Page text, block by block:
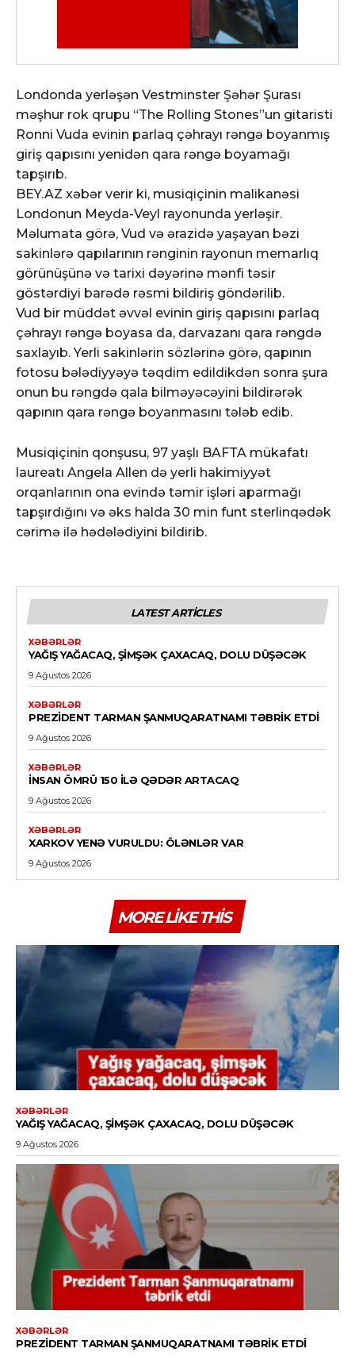
Londonda yerləşən Vestminster Şəhər Şurası
məşhur rok qrupu “The Rolling Stones”un gitaristi
Ronni Vuda evinin parlaq çəhrayı rəngə boyanmış
giriş qapısını yenidən qara rəngə boyamağı
tapşırıb.
BEY.AZ xəbər verir ki, musiqiçinin malikanəsi
Londonun Meyda-Veyl rayonunda yerləşir.
Məlumata görə, Vud və ərazidə yaşayan bəzi
sakinlərə qapılarının rənginin rayonun memarlıq
görünüşünə və tarixi dəyərinə mənfi təsir
göstərdiyi barədə rəsmi bildiriş göndərilib.
Vud bir müddət əvvəl evinin giriş qapısını parlaq
çəhrayı rəngə boyasa da, darvazanı qara rəngdə
saxlayıb. Yerli sakinlərin sözlərinə görə, qapının
fotosu bələdiyyəyə təqdim edildikdən sonra şura
onun bu rəngdə qala bilməyəcəyini bildirərək
qapının qara rəngə boyanmasını tələb edib.
Musiqiçinin qonşusu, 97 yaşlı BAFTA mükafatı
laureatı Angela Allen də yerli hakimiyyət
orqanlarının ona evində təmir işləri aparmağı
tapşırdığını və əks halda 30 min funt sterlinqədək
cərimə ilə hədələdiyini bildirib.
LATEST ARTICLES
XƏBƏRLƏR
YAĞIŞ YAĞACAQ, ŞIMŞƏK ÇAXACAQ, DOLU DÜŞƏCƏK
9 Ağustos 2026
XƏBƏRLƏR
PREZIDENT TARMAN ŞANMUQARATNAMI TƏBRIK ETDI
9 Ağustos 2026
XƏBƏRLƏR
İNSAN ÖMRÜ 150 ILƏ QƏDƏR ARTACAQ
9 Ağustos 2026
XƏBƏRLƏR
XARKOV YENƏ VURULDU: ÖLƏNLƏR VAR
9 Ağustos 2026
MORE LIKE THIS
XƏBƏRLƏR
YAĞIŞ YAĞACAQ, ŞIMŞƏK ÇAXACAQ, DOLU DÜŞƏCƏK
9 Ağustos 2026
XƏBƏRLƏR
PREZIDENT TARMAN ŞANMUQARATNAMI TƏBRIK ETDI